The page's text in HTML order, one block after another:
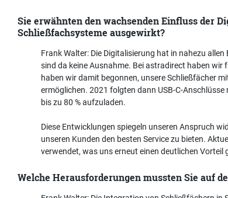
Sie erwähnten den wachsenden Einfluss der
Schließfachsysteme ausgewirkt?
Frank Walter: Die Digitalisierung hat in nahezu
sind da keine Ausnahme. Bei astradirect haben
haben wir damit begonnen, unsere Schließfächer
ermöglichen. 2021 folgten dann USB-C-
bis zu 80 % aufzuladen.
Diese Entwicklungen spiegeln unseren Anspruch
unseren Kunden den besten Service zu bieten.
verwendet, was uns erneut einen deutlichen
Welche Herausforderungen mussten Sie auf